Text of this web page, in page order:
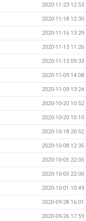
2020-11-23 12:53
2020-11-18 12:30
2020-11-16 13:29
2020-11-13 11:26
2020-11-13 09:33
2020-11-09 14:08
2020-11-09 13:24
2020-10-20 10:52
2020-10-20 10:10
2020-10-18 20:52
2020-10-08 12:35
2020-10-05 22:05
2020-10-05 22:00
2020-10-01 10:49
2020-09-28 16:01
2020-09-26 17:59